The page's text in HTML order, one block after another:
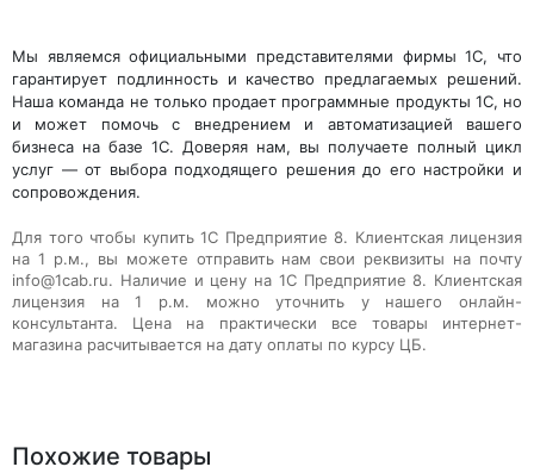
Мы являемся официальными представителями фирмы 1С, что
гарантирует подлинность и качество предлагаемых решений.
Наша команда не только продает программные продукты 1С, но
и может помочь с внедрением и автоматизацией вашего
бизнеса на базе 1С. Доверяя нам, вы получаете полный цикл
услуг — от выбора подходящего решения до его настройки и
сопровождения.
Для того чтобы купить 1С Предприятие 8. Клиентская лицензия
на 1 р.м., вы можете отправить нам свои реквизиты на почту
info@1cab.ru. Наличие и цену на 1С Предприятие 8. Клиентская
лицензия на 1 р.м. можно уточнить у нашего онлайн-
консультанта. Цена на практически все товары интернет-
магазина расчитывается на дату оплаты по курсу ЦБ.
Похожие товары